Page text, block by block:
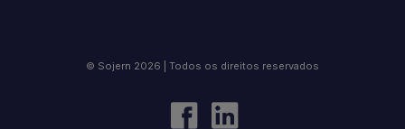
© Sojern 2026 | Todos os direitos reservados